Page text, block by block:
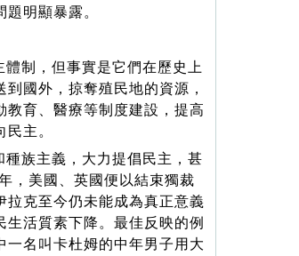
明顯暴露。
制，但事實是它們在歷史上
國外，掠奪殖民地的資源，
育、醫療等制度建設，提高
主。
族主義，大力提倡民主，甚
，美國、英國便以結束獨裁
拉克至今仍未能成為真正意義
生活質素下降。最佳反映的例
名叫卡杜姆的中年男子用大